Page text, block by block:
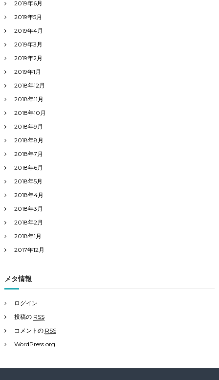
2019年6月
2019年5月
2019年4月
2019年3月
2019年2月
2019年1月
2018年12月
2018年11月
2018年10月
2018年9月
2018年8月
2018年7月
2018年6月
2018年5月
2018年4月
2018年3月
2018年2月
2018年1月
2017年12月
メタ情報
ログイン
投稿の RSS
コメントの RSS
WordPress.org